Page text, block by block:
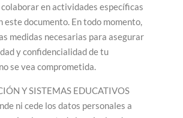
en actividades específicas
este documento. En todo momento,
medidas necesarias para asegurar
y confidencialidad de tu
se vea comprometida.
Y SISTEMAS EDUCATIVOS
ni cede los datos personales a